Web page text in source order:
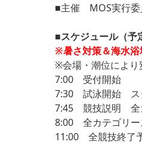
■主催 MOS実行委
■スケジュール（予
※暑さ対策＆海水浴
※会場・潮位により
7:00 受付開始
7:30 試泳開始 ス
7:45 競技説明 全
8:00 全カテゴリー
11:00 全競技終了